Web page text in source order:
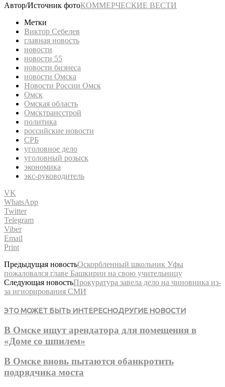
Автор/Источник фотоКОММЕРЧЕСКИЕ ВЕСТИ
Метки
Виктор Себелев
главная новость
новости
новости 55
новости бизнеса
новости Омска
Новости России Омск
Омск
Омская область
Омсктрансстрой
политика
российские новости
СРБ
уголовное дело
уголовный розыск
экономика
экс-руководитель
VK
WhatsApp
Twitter
Telegram
Viber
Email
Print
Предыдущая новостьОскорбленный школьник Уфы
пожаловался главе Башкирии на свою учительницу
Следующая новостьПрокуратура завела дело на чиновника из-
за игнорирования СМИ
ЭТО МОЖЕТ БЫТЬ ИНТЕРЕСНОДРУГИЕ НОВОСТИ
В Омске ищут арендатора для помещения в
«Доме со шпилем»
В Омске вновь пытаются обанкротить
подрядчика моста